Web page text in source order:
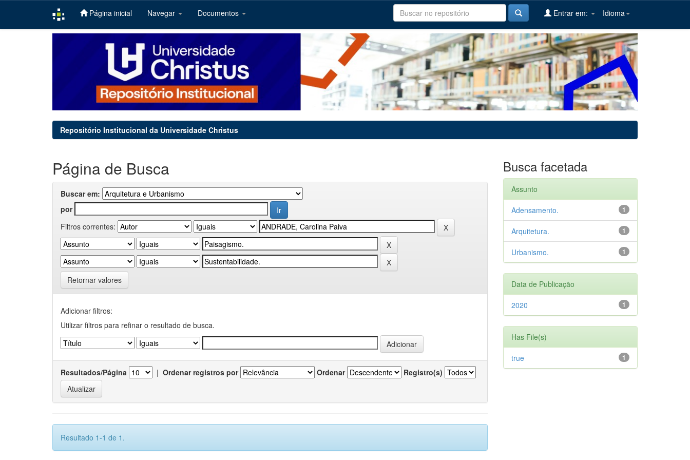
Página inicial Navegar Documentos Idioma
Entrar em:
Repositório Institucional da Universidade Christus
Página de Busca
Buscar em:
por
Filtros correntes:
Retornar valores
Adicionar filtros:
Utilizar filtros para refinar o resultado de busca.
Resultados/Página | Ordenar registros por Ordenar Registro(s)
Resultado 1-1 de 1.
Busca facetada
Assunto
1
Adensamento.
1
Arquitetura.
1
Urbanismo.
Data de Publicação
1
2020
Has File(s)
1
true